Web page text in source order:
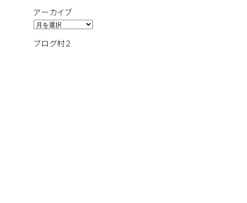
アーカイブ
ア
カ
ブログ村２